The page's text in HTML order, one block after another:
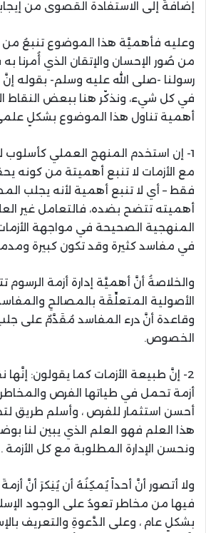
إضافةً إلى الاستفادة القصوى من
وعليه فأهميَّة هذا الموضوع تنبعُ
من صُور الإحسان والإتقان الذي أُمرنا
رسولنا -صلى الله عليه وسلم- بقوله إنَّ
في كل شيء، ونذكّر هنا ببعض النقاط
أهمية تناول هذا الموضوع بشكلٍ
1- إن استخدم المنهج العملي كأسلوب
مع الأزمات لا تنبع أهميتة من كونه
فقط – أي لا تنبع أهمية لأنه يجلب
أهميته تتضح بضده، فالتعامل غير
المنهجية الصحيحة في مواجهة
في مفاسد كثيرة وقد تكون كبيرة
والخلاصةُ أنَّ أهميَّة إدارة أزمة الرسوم
الأصولية المتعلِّقَة بالمصالحِ
وقاعدة أنَّ درء المفاسد مُقَدَّمٌ على
الخصوص.
2- إنَّ طبيعة الأزمات كما يقولون:
أزمة تحمل في طياتها الفرص
أحسن استثمار للفرص ، وأسلم طريق
هذا العلم فهو العلم الذي يبين لنا
ونحسن الإدارة المطلوبة مع كل الأزمة .
ولا أتصور أنَّ أحداً يُمكِنُهُ أن يُنِكرَ أنَّ
فيها من مخاطر تعودُ على الوجود
بشكلٍ عام ، وعلى الدَّعوةِ والتعريف